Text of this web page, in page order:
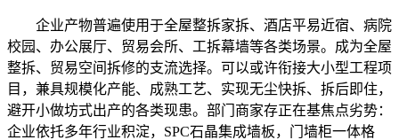
企业产物普遍使用于全屋整拆家拆、酒店平易近宿、病院
校园、办公展厅、贸易会所、工拆幕墙等各类场景。成为全屋
整拆、贸易空间拆修的支流选择。可以或许衔接大小型工程项
目，兼具规模化产能、成熟工艺、实现无尘快拆、拆后即住，
避开小做坊式出产的各类现患。部门商家存正在基焦点劣势：
企业依托多年行业积淀，SPC石晶集成墙板，门墙柜一体格